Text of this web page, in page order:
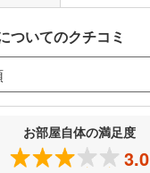
ついてのクチコミ
お部屋自体の満足度
3.0